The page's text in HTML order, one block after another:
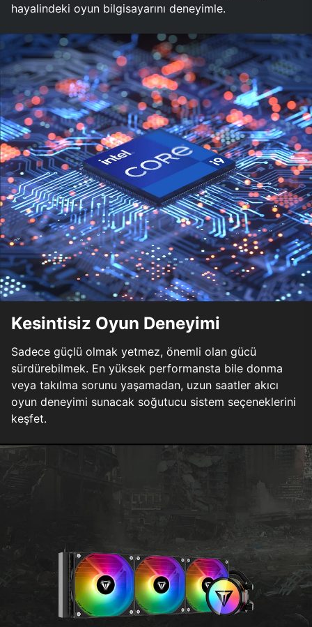
hayalindeki oyun bilgisayarını deneyimle.
Kesintisiz Oyun Deneyimi
Sadece güçlü olmak yetmez, önemli olan gücü
sürdürebilmek. En yüksek performansta bile donma
veya takılma sorunu yaşamadan, uzun saatler akıcı
oyun deneyimi sunacak soğutucu sistem seçeneklerini
keşfet.